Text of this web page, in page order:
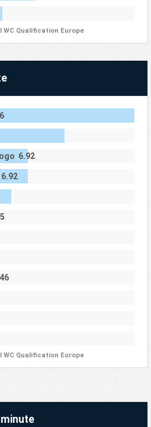
Qualification Europe
6.92
Qualification Europe
minute